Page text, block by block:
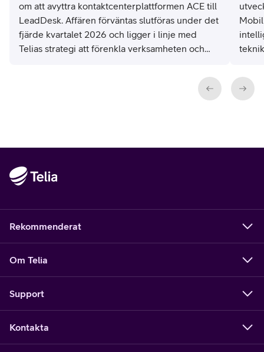
om att avyttra kontaktcenterplattformen ACE till
LeadDesk. Affären förväntas slutföras under det
fjärde kvartalet 2026 och ligger i linje med
Telias strategi att förenkla verksamheten och
utveckling genom LeadDesks produktportfölj
Rekommenderat
Om Telia
Support
Kontakta